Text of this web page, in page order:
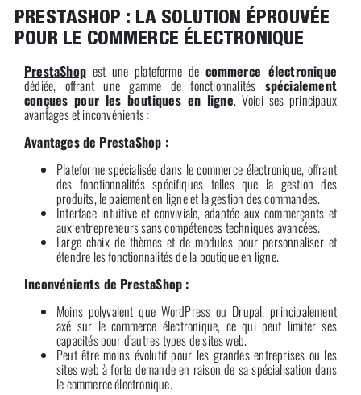
PRESTASHOP : LA SOLUTION ÉPROUVÉE
POUR LE COMMERCE ÉLECTRONIQUE
PrestaShopest une plateforme de commerce électronique
dédiée, offrant une gamme de fonctionnalités spécialement
conçues pour les boutiques en ligne. Voici ses principaux
avantages et inconvénients :
Avantages de PrestaShop :
Plateforme spécialisée dans le commerce électronique, offrant
des fonctionnalités spécifiques telles que la gestion des
produits, le paiement en ligne et la gestion des commandes.
Interface intuitive et conviviale, adaptée aux commerçants et
aux entrepreneurs sans compétences techniques avancées.
Large choix de thèmes et de modules pour personnaliser et
étendre les fonctionnalités de la boutique en ligne.
Inconvénients de PrestaShop :
Moins polyvalent que WordPress ou Drupal, principalement
axé sur le commerce électronique, ce qui peut limiter ses
capacités pour d’autres types de sites web.
Peut être moins évolutif pour les grandes entreprises ou les
sites web à forte demande en raison de sa spécialisation dans
le commerce électronique.